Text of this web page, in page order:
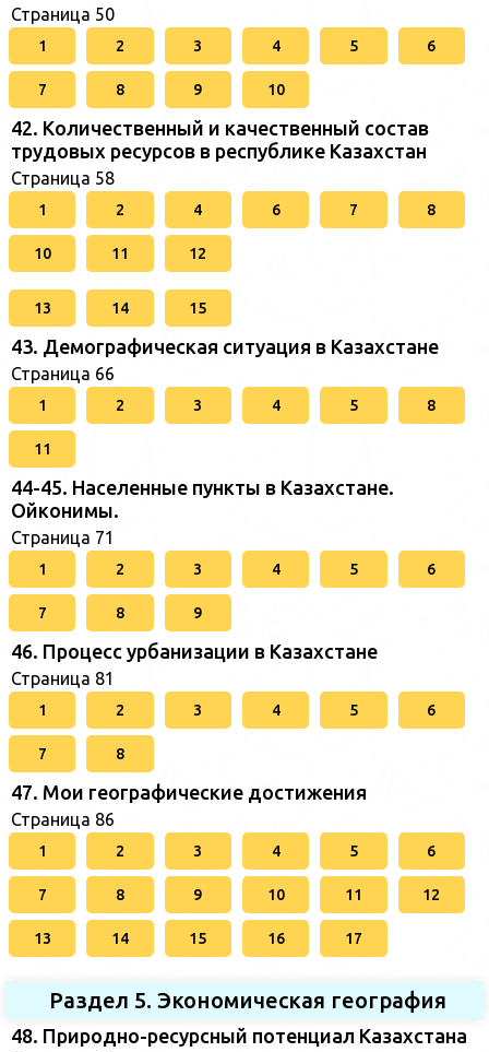
Страница 50
1 2 3 4 5 6
7 8 9 10
42. Количественный и качественный состав
трудовых ресурсов в республике Казахстан
Страница 58
1 2 4 6 7 8
10 11 12
13 14 15
43. Демографическая ситуация в Казахстане
Страница 66
1 2 3 4 5 8
11
44-45. Населенные пункты в Казахстане.
Ойконимы.
Страница 71
1 2 3 4 5 6
7 8 9
46. Процесс урбанизации в Казахстане
Страница 81
1 2 3 4 5 6
7 8
47. Мои географические достижения
Страница 86
1 2 3 4 5 6
7 8 9 10 11 12
13 14 15 16 17
Раздел 5. Экономическая география
48. Природно-ресурсный потенциал Казахстана